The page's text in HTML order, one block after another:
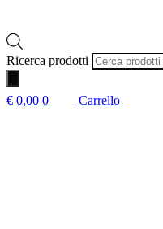
Ricerca prodotti
€ 0,00 0 Carrello